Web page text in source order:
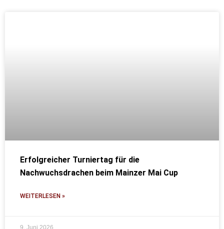
Erfolgreicher Turniertag für die
Nachwuchsdrachen beim Mainzer Mai Cup
WEITERLESEN »
9. Juni 2026